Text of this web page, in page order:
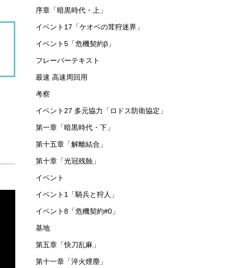
序章「暗黒時代・上」
イベント17「ケオベの茸狩迷界」
イベント5「危機契約β」
フレーバーテキスト
最速 高速周回用
考察
イベント27 多元協力「ロドス防衛協定」
第一章「暗黒時代・下」
第十五章「解離結合」
第十章「光冠残蝕」
イベント
イベント1「騎兵と狩人」
イベント8「危機契約#0」
基地
第五章「快刀乱麻」
第十一章「淬火煙塵」